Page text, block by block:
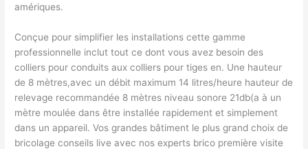
amériques.
Conçue pour simplifier les installations cette gamme
professionnelle inclut tout ce dont vous avez besoin des
colliers pour conduits aux colliers pour tiges en. Une hauteur
de 8 mètres,avec un débit maximum 14 litres/heure hauteur de
relevage recommandée 8 mètres niveau sonore 21db(a à un
mètre moulée dans être installée rapidement et simplement
dans un appareil. Vos grandes bâtiment le plus grand choix de
bricolage conseils live avec nos experts brico première visite